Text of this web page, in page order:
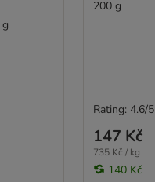
200 g
147 Kč
735 Kč / kg
140 Kč
Rating: 4.6/5